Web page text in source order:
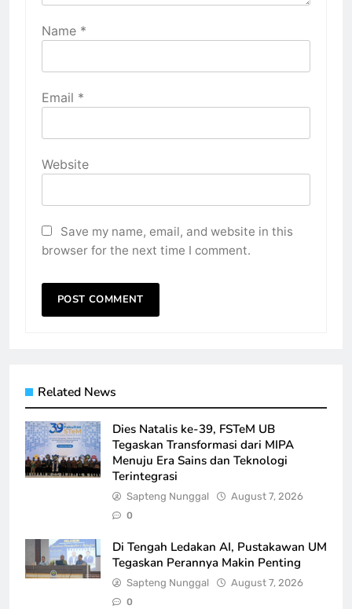
Name *
Email *
Website
Save my name, email, and website in this
browser for the next time I comment.
Related News
Dies Natalis ke-39, FSTeM UB
Tegaskan Transformasi dari MIPA
Menuju Era Sains dan Teknologi
Terintegrasi
Sapteng Nunggal August 7, 2026
0
Di Tengah Ledakan AI, Pustakawan UM
Tegaskan Perannya Makin Penting
Sapteng Nunggal August 7, 2026
0